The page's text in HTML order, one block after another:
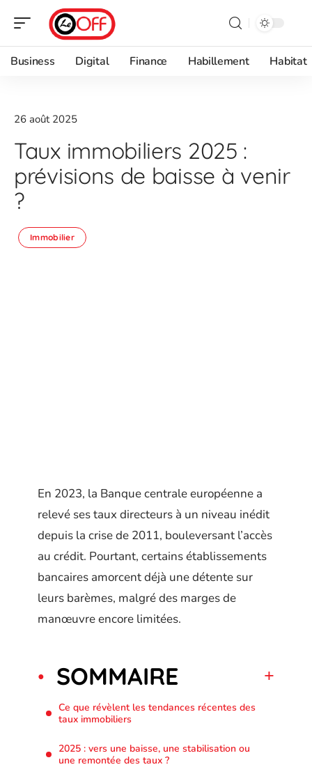
Business Digital Finance Habillement Habitat
26 août 2025
Taux immobiliers 2025 :
prévisions de baisse à venir
?
Immobilier
En 2023, la Banque centrale européenne a
relevé ses taux directeurs à un niveau inédit
depuis la crise de 2011, bouleversant l’accès
au crédit. Pourtant, certains établissements
bancaires amorcent déjà une détente sur
leurs barèmes, malgré des marges de
manœuvre encore limitées.
SOMMAIRE
Ce que révèlent les tendances récentes des
taux immobiliers
2025 : vers une baisse, une stabilisation ou
une remontée des taux ?